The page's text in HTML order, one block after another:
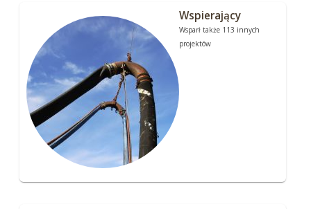
Wspierający
Wsparł także 113 innych
projektów